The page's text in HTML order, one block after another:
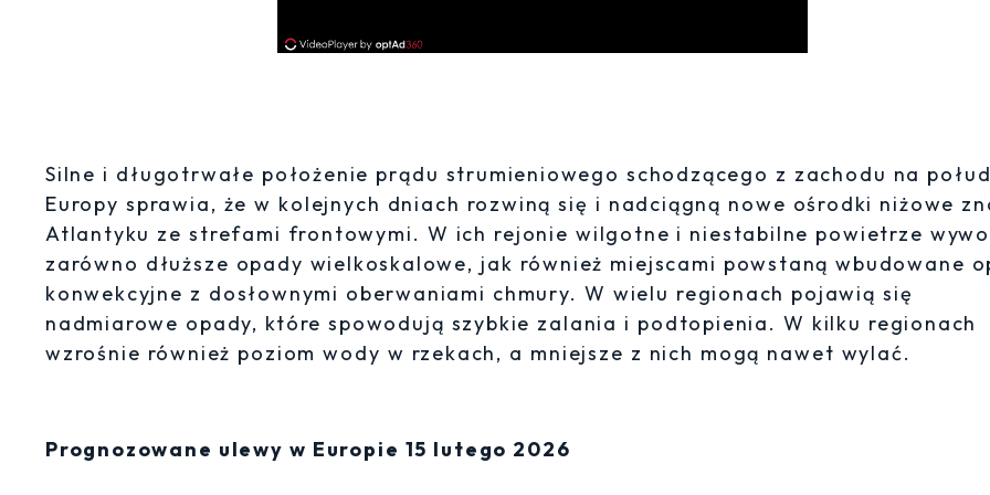
Silne i długotrwałe położenie prądu strumieniowego schodzącego z zachodu na
Europy sprawia, że w kolejnych dniach rozwiną się i nadciągną nowe ośrodki niżowe
Atlantyku ze strefami frontowymi. W ich rejonie wilgotne i niestabilne powietrze
zarówno dłuższe opady wielkoskalowe, jak również miejscami powstaną wbudowane
konwekcyjne z dosłownymi oberwaniami chmury. W wielu regionach pojawią się
nadmiarowe opady, które spowodują szybkie zalania i podtopienia. W kilku regionach
wzrośnie również poziom wody w rzekach, a mniejsze z nich mogą nawet wylać.
Prognozowane ulewy w Europie 15 lutego 2026